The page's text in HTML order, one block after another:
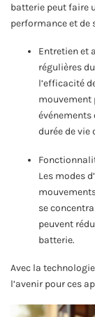
batterie peut faire
performance et de
Entretien et
régulières
l’efficacité
mouvement
événements
durée de vie
Les modes
se
peuvent
batterie.
Avec la
l’avenir pour ces